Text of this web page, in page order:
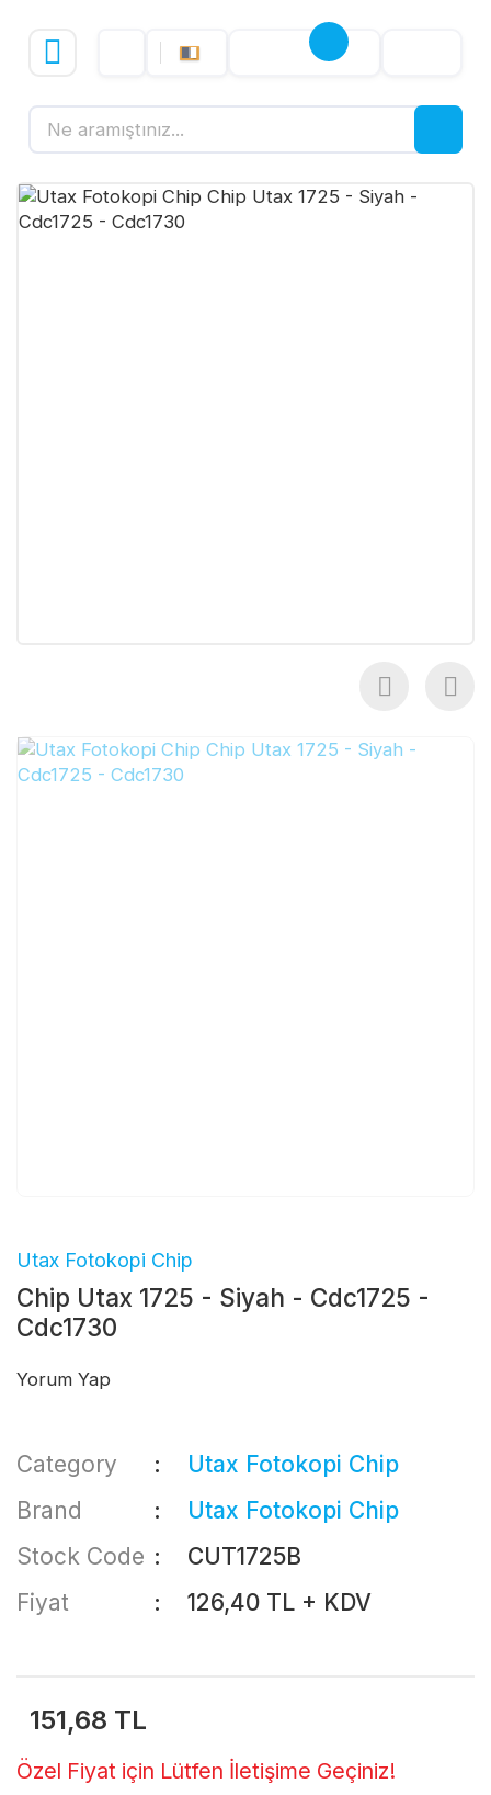
Utax Fotokopi Chip
Chip Utax 1725 - Siyah - Cdc1725 -
Cdc1730
Yorum Yap
Category
Utax Fotokopi Chip
Brand
Utax Fotokopi Chip
Stock Code
CUT1725B
Fiyat
126,40 TL + KDV
151,68 TL
Özel Fiyat için Lütfen İletişime Geçiniz!